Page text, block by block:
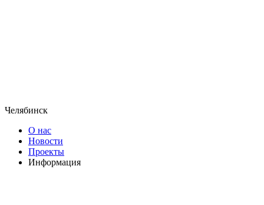
Челябинск
О нас
Новости
Проекты
Информация